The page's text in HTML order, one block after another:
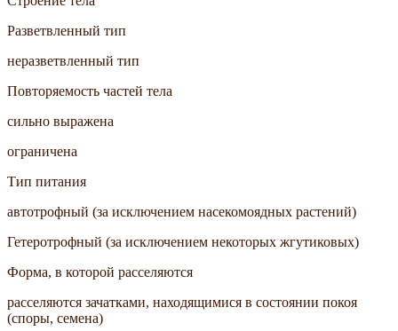
Разветвленный тип
неразветвленный тип
Повторяемость частей тела
сильно выражена
ограничена
Тип питания
автотрофный (за исключением насекомоядных растений)
Гетеротрофный (за исключением некоторых жгутиковых)
Форма, в которой расселяются
расселяются зачатками, находящимися в состоянии покоя
(споры, семена)